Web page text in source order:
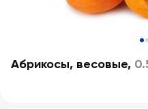
Абрикосы, весовые,